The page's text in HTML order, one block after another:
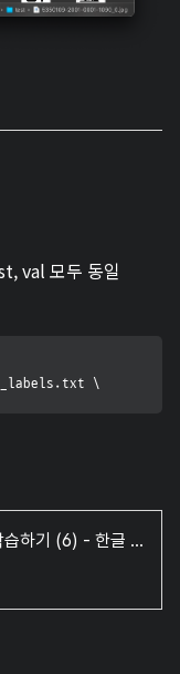
val 모두 동일
EasyOCR 사용자 모델 학습하기 (6) - 한글 학습데이터 생성, 학습 및 테스트